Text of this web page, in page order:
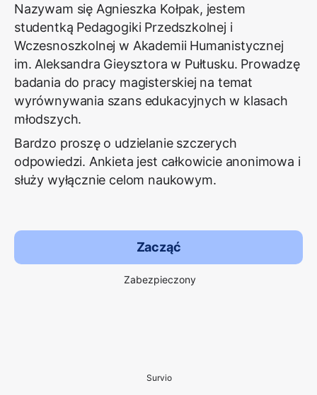
Nazywam się Agnieszka Kołpak, jestem
studentką Pedagogiki Przedszkolnej i
Wczesnoszkolnej w Akademii Humanistycznej
im. Aleksandra Gieysztora w Pułtusku. Prowadzę
badania do pracy magisterskiej na temat
wyrównywania szans edukacyjnych w klasach
młodszych.
Bardzo proszę o udzielanie szczerych
odpowiedzi. Ankieta jest całkowicie anonimowa i
służy wyłącznie celom naukowym.
Zacząć
Zabezpieczony
Survio